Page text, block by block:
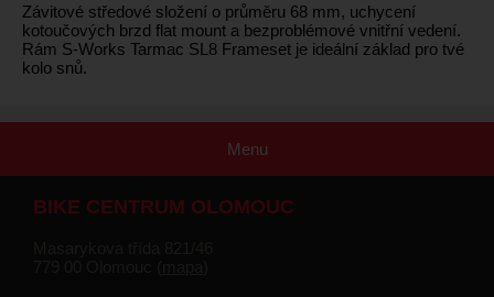
Závitové středové složení o průměru 68 mm, uchycení
kotoučových brzd flat mount a bezproblémové vnitřní vedení.
Rám S-Works Tarmac SL8 Frameset je ideální základ pro tvé
kolo snů.
Menu
BIKE CENTRUM OLOMOUC